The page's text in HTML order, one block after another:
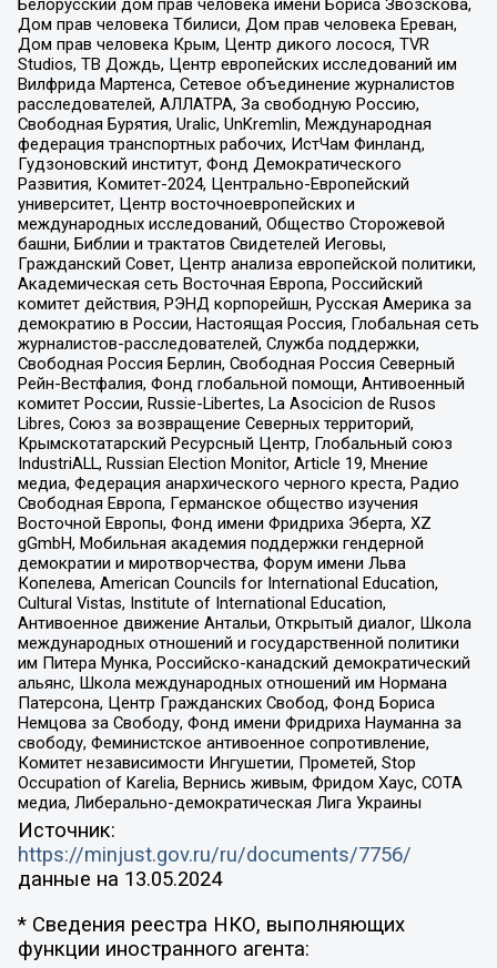
Дом прав человека Тбилиси, Дом прав человека Ереван,
Дом прав человека Крым, Центр дикого лосося, TVR
Studios, ТВ Дождь, Центр европейских исследований им
Вилфрида Мартенса, Сетевое объединение журналистов
расследователей, АЛЛАТРА, За свободную Россию,
Свободная Бурятия, Uralic, UnKremlin, Международная
федерация транспортных рабочих, ИстЧам Финланд,
Гудзоновский институт, Фонд Демократического
Развития, Комитет-2024, Центрально-Европейский
университет, Центр восточноевропейских и
международных исследований, Общество Сторожевой
башни, Библии и трактатов Свидетелей Иеговы,
Гражданский Совет, Центр анализа европейской политики,
Академическая сеть Восточная Европа, Российский
комитет действия, РЭНД корпорейшн, Русская Америка за
демократию в России, Настоящая Россия, Глобальная сеть
журналистов-расследователей, Служба поддержки,
Свободная Россия Берлин, Свободная Россия Северный
Рейн-Вестфалия, Фонд глобальной помощи, Антивоенный
комитет России, Russie-Libertes, La Asocicion de Rusos
Libres, Союз за возвращение Северных территорий,
Крымскотатарский Ресурсный Центр, Глобальный союз
IndustriALL, Russian Election Monitor, Article 19, Мнение
медиа, Федерация анархического черного креста, Радио
Свободная Европа, Германское общество изучения
Восточной Европы, Фонд имени Фридриха Эберта, XZ
gGmbH, Мобильная академия поддержки гендерной
демократии и миротворчества, Форум имени Льва
Копелева, American Councils for International Education,
Cultural Vistas, Institute of International Education,
Антивоенное движение Антальи, Открытый диалог, Школа
международных отношений и государственной политики
им Питера Мунка, Российско-канадский демократический
альянс, Школа международных отношений им Нормана
Патерсона, Центр Гражданских Свобод, Фонд Бориса
Немцова за Свободу, Фонд имени Фридриха Науманна за
свободу, Феминистское антивоенное сопротивление,
Комитет независимости Ингушетии, Прометей, Stop
Occupation of Karelia, Вернись живым, Фридом Хаус, СОТА
медиа, Либерально-демократическая Лига Украины
Источник:
https://minjust.gov.ru/ru/documents/7756/
данные на 13.05.2024
* Сведения реестра НКО, выполняющих
функции иностранного агента: